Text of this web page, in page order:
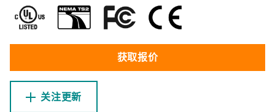
获取报价
关注更新